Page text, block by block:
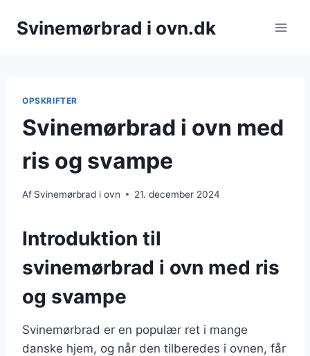
Svinemørbrad i ovn.dk
OPSKRIFTER
Svinemørbrad i ovn med
ris og svampe
Af Svinemørbrad i ovn 21. december 2024
Introduktion til
svinemørbrad i ovn med ris
og svampe
Svinemørbrad er en populær ret i mange
danske hjem, og når den tilberedes i ovnen, får